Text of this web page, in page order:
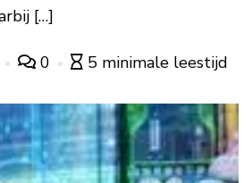
[…]
0 5 minimale leestijd